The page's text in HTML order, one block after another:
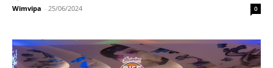
Wimvipa - 25/06/2024 0